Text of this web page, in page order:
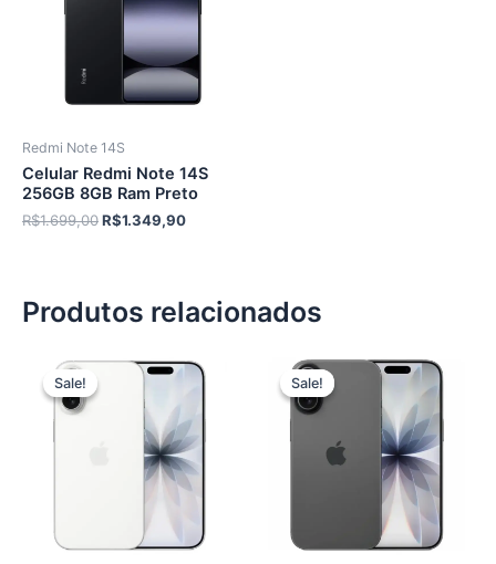
Redmi Note 14S
Celular Redmi Note 14S
256GB 8GB Ram Preto
R$1.699,00O
R$1.349,90O
Produtos relacionados
Sale!
Sale! Sale!
Sale!